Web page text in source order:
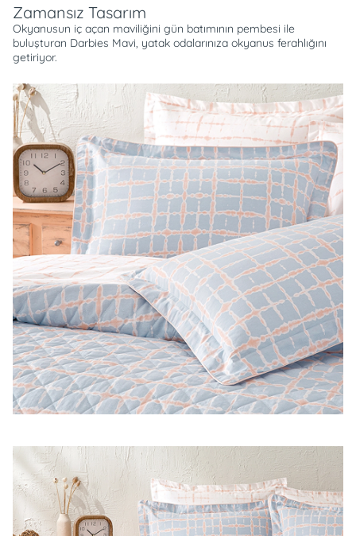
Zamansız Tasarım
Okyanusun iç açan maviliğini gün batımının pembesi ile
buluşturan Darbies Mavi, yatak odalarınıza okyanus ferahlığını
getiriyor.